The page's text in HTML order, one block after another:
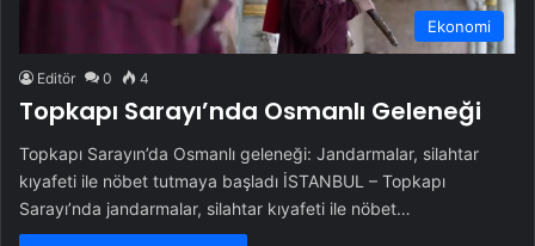
Ekonomi
Editör 0 4
Topkapı Sarayı’nda Osmanlı Geleneği
Topkapı Sarayın’da Osmanlı geleneği: Jandarmalar, silahtar
kıyafeti ile nöbet tutmaya başladı İSTANBUL – Topkapı
Sarayı’nda jandarmalar, silahtar kıyafeti ile nöbet…